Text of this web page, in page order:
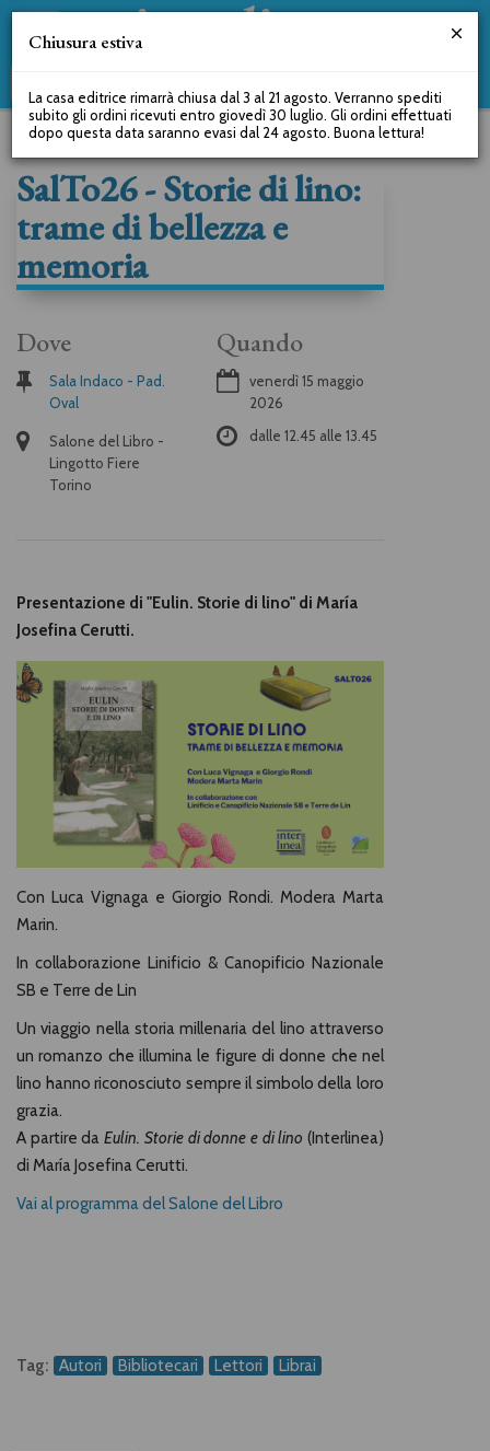
SalTo26 - Storie di lino:
trame di bellezza e
memoria
Dove
Sala Indaco - Pad.
Oval
Salone del Libro -
Lingotto Fiere
Torino
Quando
venerdì 15 maggio
2026
dalle 12.45 alle 13.45
Presentazione di "Eulin. Storie di lino" di María
Josefina Cerutti.
Con Luca Vignaga e Giorgio Rondi. Modera Marta
Marin.
In collaborazione Linificio & Canopificio Nazionale
SB e Terre de Lin
Un viaggio nella storia millenaria del lino attraverso
un romanzo che illumina le figure di donne che nel
lino hanno riconosciuto sempre il simbolo della loro
grazia.
A partire daEulin. Storie di donne e di lino (Interlinea)
di María Josefina Cerutti.
Vai al programma del Salone del Libro
Tag: Autori Bibliotecari Lettori Librai
Chiusura estiva
La casa editrice rimarrà chiusa dal 3 al 21 agosto. Verranno spediti
subito gli ordini ricevuti entro giovedì 30 luglio. Gli ordini effettuati
dopo questa data saranno evasi dal 24 agosto. Buona lettura!